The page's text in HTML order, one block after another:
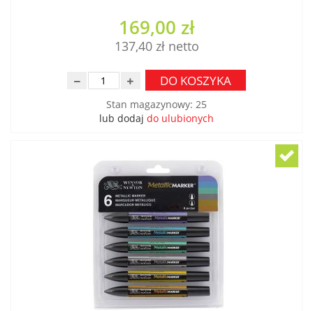
169,00 zł
137,40 zł
DO KOSZYKA
Stan magazynowy: 25
lub dodaj do ulubionych